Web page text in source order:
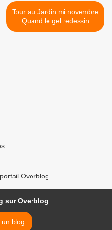
Tour au Jardin mi novembre
: Quand le gel redessine
l'architecture des végétaux
Overblog
sur Overblog
un blog